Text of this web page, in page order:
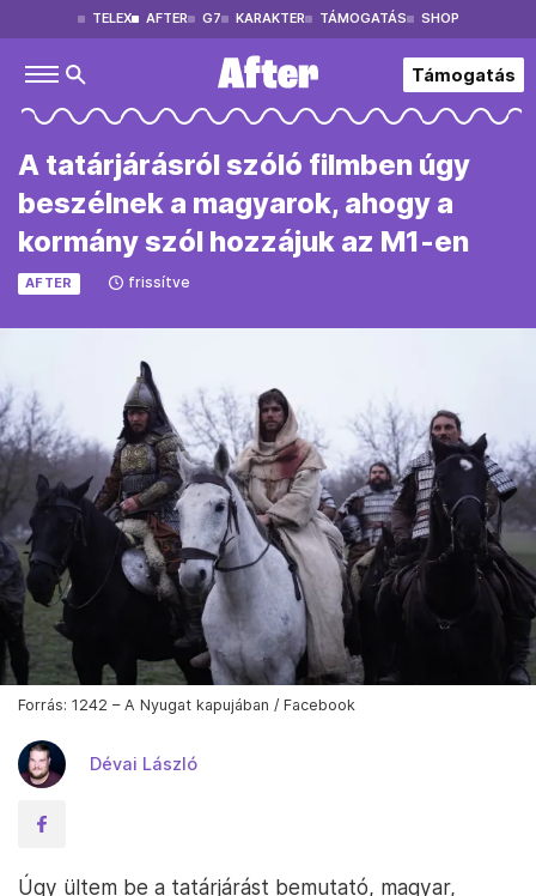
TELEX AFTER G7 KARAKTER TÁMOGATÁS SHOP
Támogatás
A tatárjárásról szóló filmben úgy
beszélnek a magyarok, ahogy a
kormány szól hozzájuk az M1-en
AFTER frissítve
Forrás: 1242 – A Nyugat kapujában / Facebook
Dévai László
Úgy ültem be a tatárjárást bemutató, magyar,